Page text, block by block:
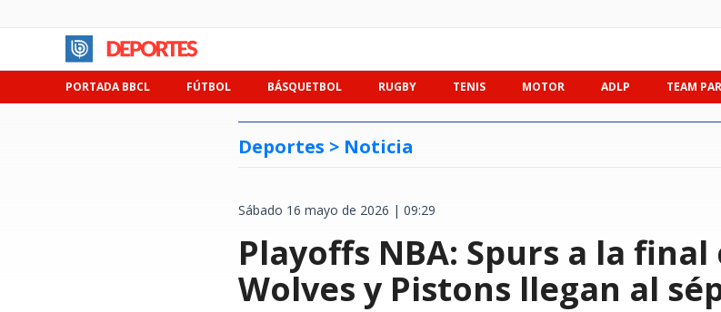
PORTADA BBCL FÚTBOL BÁSQUETBOL RUGBY TENIS MOTOR ADLP TEAM
Deportes > Noticia
Sábado 16 mayo de 2026 | 09:29
Playoffs NBA: Spurs a la
Wolves y Pistons llegan al